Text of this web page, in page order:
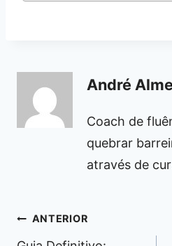
André
Coach de
quebrar
através de
Navegação
de
ANTERIOR